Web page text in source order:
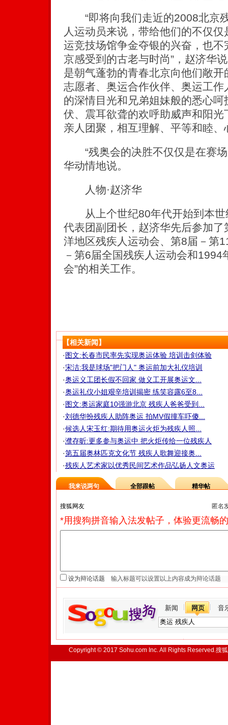
“即将向我们走近的2008北京
人运动员来说，带给他们的不仅
运竞技场馆争金夺银的兴奋，也
京感受到的古老与时尚”，赵济华
是朝气蓬勃的青春北京向他们敞
志愿者、奥运合作伙伴、奥运工
的深情目光和兄弟姐妹般的悉心
伏、震耳欲聋的欢呼助威声和阳
亲人团聚，相互理解、平等和睦
“残奥会的决胜不仅仅是在赛场
华动情地说。
人物·赵济华
从上个世纪80年代开始到本世
代表团副团长，赵济华先后参加
洋地区残疾人运动会、第8届－第
－第6届全国残疾人运动会和1994
会”的相关工作。
【相关新闻】
·图文:长春市民率先实现奥运体验 培训击剑体验
·宋洁:我是球场"把门人" 奥运前加大礼仪培训
·奥运义工团长假不回家 做义工开展奥运文...
·奥运礼仪小姐艰辛培训揭密 练笑容露6至8...
·图文:奥运家庭10强游北京 残疾人爸爸受到...
·刘德华扮残疾人助阵奥运 拍MV假撞车吓傻...
·候选人宋玉红:期待用奥运火炬为残疾人照...
·濮存昕:更多参与奥运中 把火炬传给一位残疾人
·第五届奥林匹克文化节 残疾人歌舞迎接奥...
·残疾人艺术家以优秀民间艺术作品弘扬人文奥运
我来说两句 全部跟帖 精华帖
匿名
*用搜狗拼音输入法发帖子，体验更流畅
设为辩论话题
新闻 网页 音
Copyright © 2017 Sohu.com Inc. All Rights Reserved.搜